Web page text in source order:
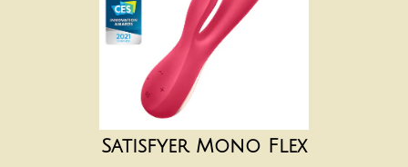
Satisfyer Mono Flex